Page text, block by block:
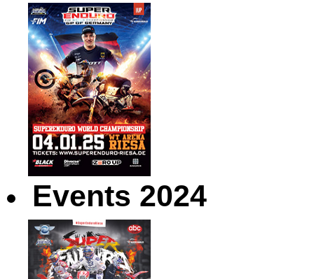
Events 2024